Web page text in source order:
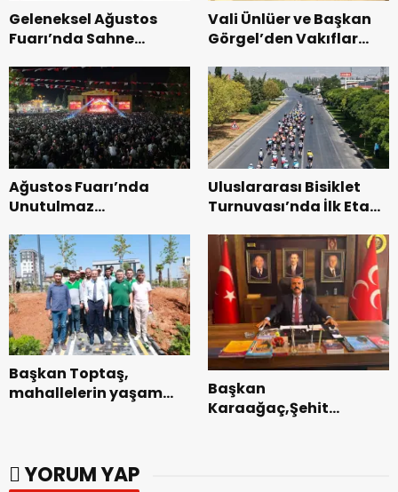
Geleneksel Ağustos
Fuarı’nda Sahne
Vali Ünlüer ve Başkan
Görgel’den Vakıflar
ziyaret.
Ağustos Fuarı’nda
Unutulmaz
Uluslararası Bisiklet
Turnuvası’nda İlk Etap
Tamamlandı.
Başkan Toptaş,
mahallelerin yaşam
Başkan
Karaağaç,Şehit
YORUM YAP